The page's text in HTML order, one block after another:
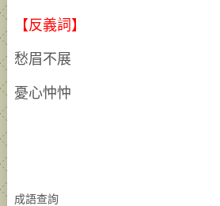
【反義詞】
愁眉不展
憂心忡忡
成語查詢